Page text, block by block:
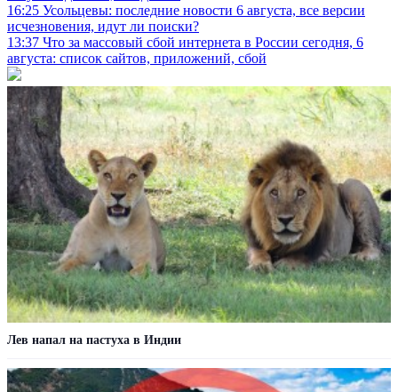
16:25 Усольцевы: последние новости 6 августа, все версии
исчезновения, идут ли поиски?
13:37 Что за массовый сбой интернета в России сегодня, 6
августа: список сайтов, приложений, сбой
Лев напал на пастуха в Индии